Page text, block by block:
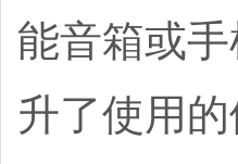
能音箱或
升了使用